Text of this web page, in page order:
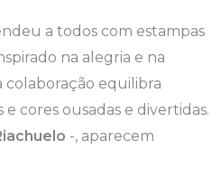
a todos com estampas
na alegria e na
colaboração equilibra
cores ousadas e divertidas.
-, aparecem